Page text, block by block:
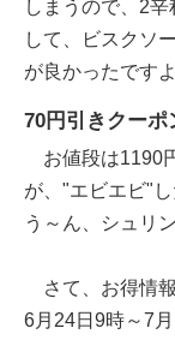
しまうので、2
して、ビスクソ
が良かったです
70円引きクー
お値段は1190
が、"エビエビ"
う～ん、シュリ
さて、お得情
6月24日9時～7